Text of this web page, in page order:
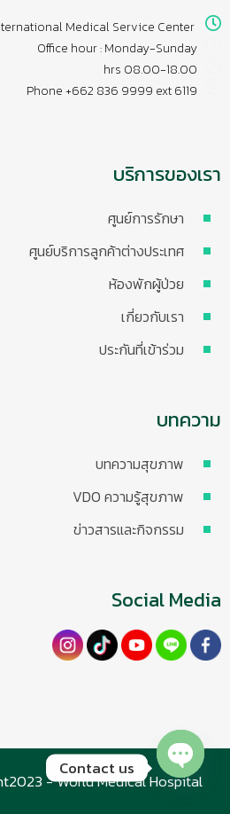
บริการของเรา
ศูนย์การรักษา
ศูนย์บริการลูกค้าต่างประเทศ
ห้องพักผู้ป่วย
เกี่ยวกับเรา
ประกันที่เข้าร่วม
บทความ
บทความสุขภาพ
VDO ความรู้สุขภาพ
ข่าวสารและกิจกรรม
Social Media
- World Medical Hospital
Contact us